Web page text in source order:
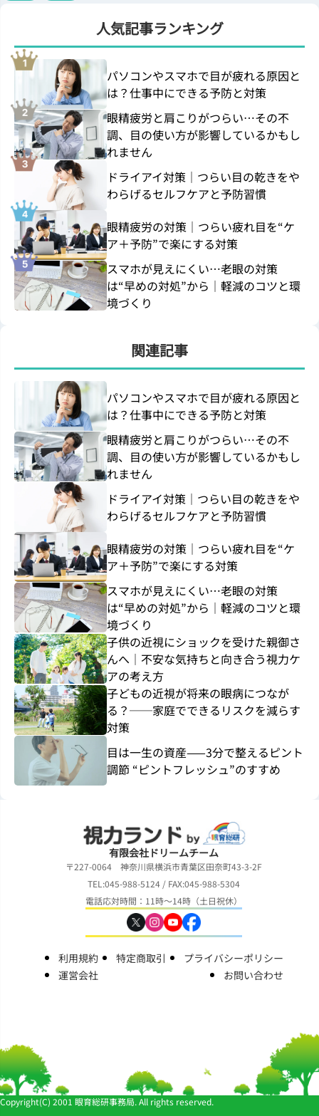
人気記事ランキング
パソコンやスマホで目が疲れる原因と
は？仕事中にできる予防と対策
眼精疲労と肩こりがつらい…その不
調、目の使い方が影響しているかもし
れません
ドライアイ対策｜つらい目の乾きをや
わらげるセルフケアと予防習慣
眼精疲労の対策｜つらい疲れ目を“ケ
ア＋予防”で楽にする対策
スマホが見えにくい…老眼の対策
は“早めの対処”から｜軽減のコツと環
境づくり
関連記事
パソコンやスマホで目が疲れる原因と
は？仕事中にできる予防と対策
眼精疲労と肩こりがつらい…その不
調、目の使い方が影響しているかもし
れません
ドライアイ対策｜つらい目の乾きをや
わらげるセルフケアと予防習慣
眼精疲労の対策｜つらい疲れ目を“ケ
ア＋予防”で楽にする対策
スマホが見えにくい…老眼の対策
は“早めの対処”から｜軽減のコツと環
境づくり
子供の近視にショックを受けた親御さ
んへ｜不安な気持ちと向き合う視力ケ
アの考え方
子どもの近視が将来の眼病につなが
る？──家庭でできるリスクを減らす
対策
目は一生の資産——3分で整えるピント
調節 “ピントフレッシュ”のすすめ
有限会社ドリームチーム
〒227-0064 神奈川県横浜市青葉区田奈町43-3-2F
TEL:045-988-5124 / FAX:045-988-5304
電話応対時間：11時～14時（土日祝休）
利用規約 特定商取引
プライバシーポリシー
運営会社
お問い合わせ
Copyright(C) 2001 眼育総研事務局. All rights reserved.